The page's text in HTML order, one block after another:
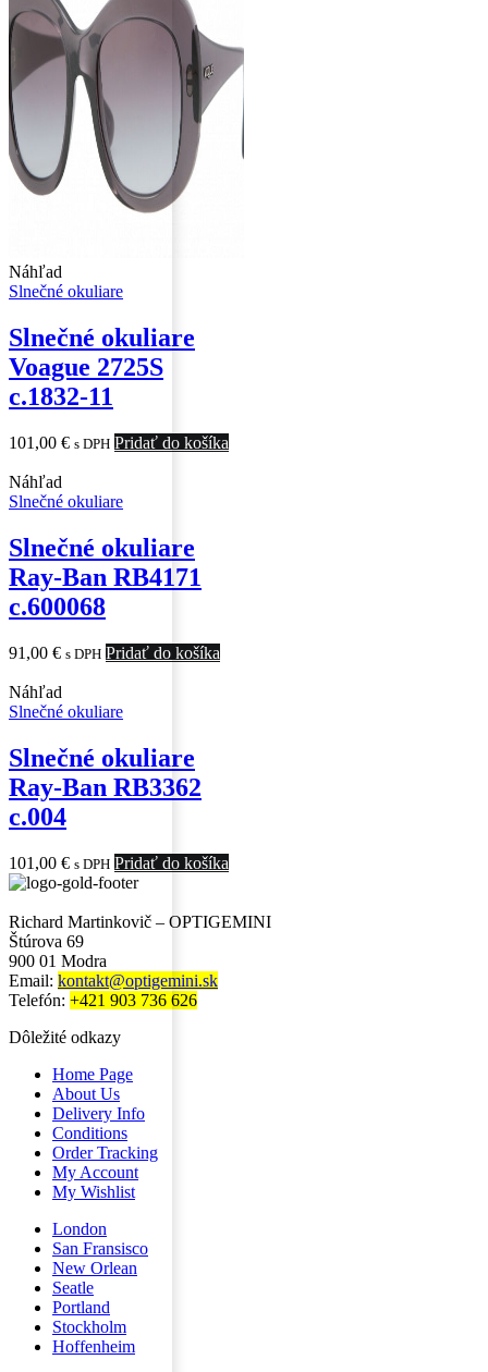
Náhľad
Slnečné okuliare
Slnečné okuliare
Voague 2725S
c.1832-11
101,00 € s DPH Pridať do košíka
Náhľad
Slnečné okuliare
Slnečné okuliare
Ray-Ban RB4171
c.600068
91,00 € s DPH Pridať do košíka
Náhľad
Slnečné okuliare
Slnečné okuliare
Ray-Ban RB3362
c.004
101,00 € s DPH Pridať do košíka
Richard Martinkovič – OPTIGEMINI
Štúrova 69
900 01 Modra
Email: kontakt@optigemini.sk
Telefón: +421 903 736 626
Dôležité odkazy
Home Page
About Us
Delivery Info
Conditions
Order Tracking
My Account
My Wishlist
London
San Fransisco
New Orlean
Seatle
Portland
Stockholm
Hoffenheim